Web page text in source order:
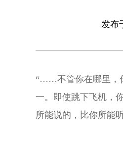
发布
“……不管你在哪里，
一。即使跳下飞机，
所能说的，比你所能